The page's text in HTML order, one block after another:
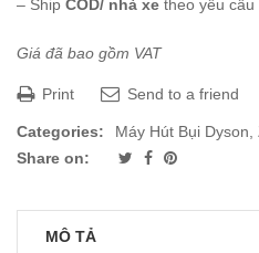
– Ship COD/ nhà xe theo yêu cầu
Giá đã bao gồm VAT
Print Send to a friend
Categories: Máy Hút Bụi Dyson
Share on:
MÔ TẢ